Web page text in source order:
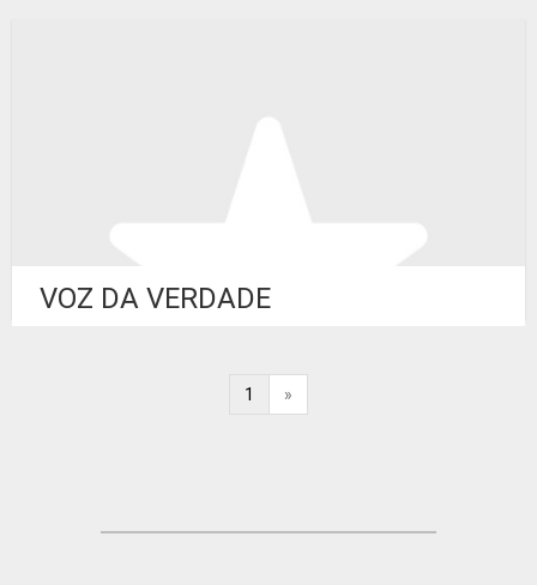
VOZ DA VERDADE
1 »